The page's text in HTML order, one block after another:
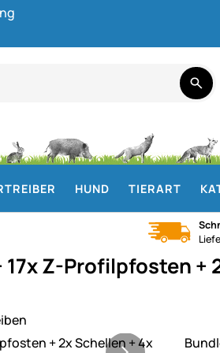
HUND TIERART
Z-Profilpfosten +